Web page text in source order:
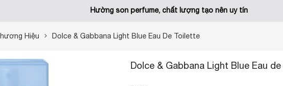
Hường son perfume, chất lượng tạo nên uy tín
Hiệu Dolce & Gabbana Light Blue Eau De Toilette
Dolce & Gabbana Light Blue Eau